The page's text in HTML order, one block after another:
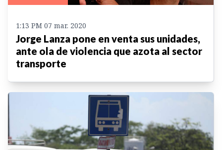
1:13 PM 07 mar. 2020
Jorge Lanza pone en venta sus unidades,
ante ola de violencia que azota al sector
transporte